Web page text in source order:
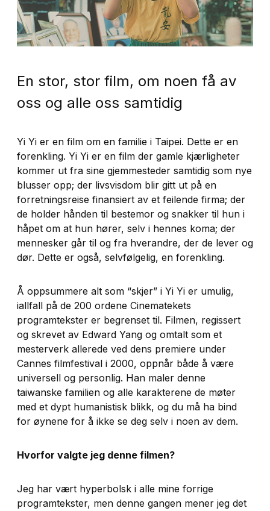
En stor, stor film, om noen få av
oss og alle oss samtidig
Yi Yi er en film om en familie i Taipei. Dette er en
forenkling. Yi Yi er en film der gamle kjærligheter
kommer ut fra sine gjemmesteder samtidig som nye
blusser opp; der livsvisdom blir gitt ut på en
forretningsreise finansiert av et feilende firma; der
de holder hånden til bestemor og snakker til hun i
håpet om at hun hører, selv i hennes koma; der
mennesker går til og fra hverandre, der de lever og
dør. Dette er også, selvfølgelig, en forenkling.
Å oppsummere alt som “skjer” i Yi Yi er umulig,
iallfall på de 200 ordene Cinematekets
programtekster er begrenset til. Filmen, regissert
og skrevet av Edward Yang og omtalt som et
mesterverk allerede ved dens premiere under
Cannes filmfestival i 2000, oppnår både å være
universell og personlig. Han maler denne
taiwanske familien og alle karakterene de møter
med et dypt humanistisk blikk, og du må ha bind
for øynene for å ikke se deg selv i noen av dem.
Hvorfor valgte jeg denne filmen?
Jeg har vært hyperbolsk i alle mine forrige
programtekster, men denne gangen mener jeg det